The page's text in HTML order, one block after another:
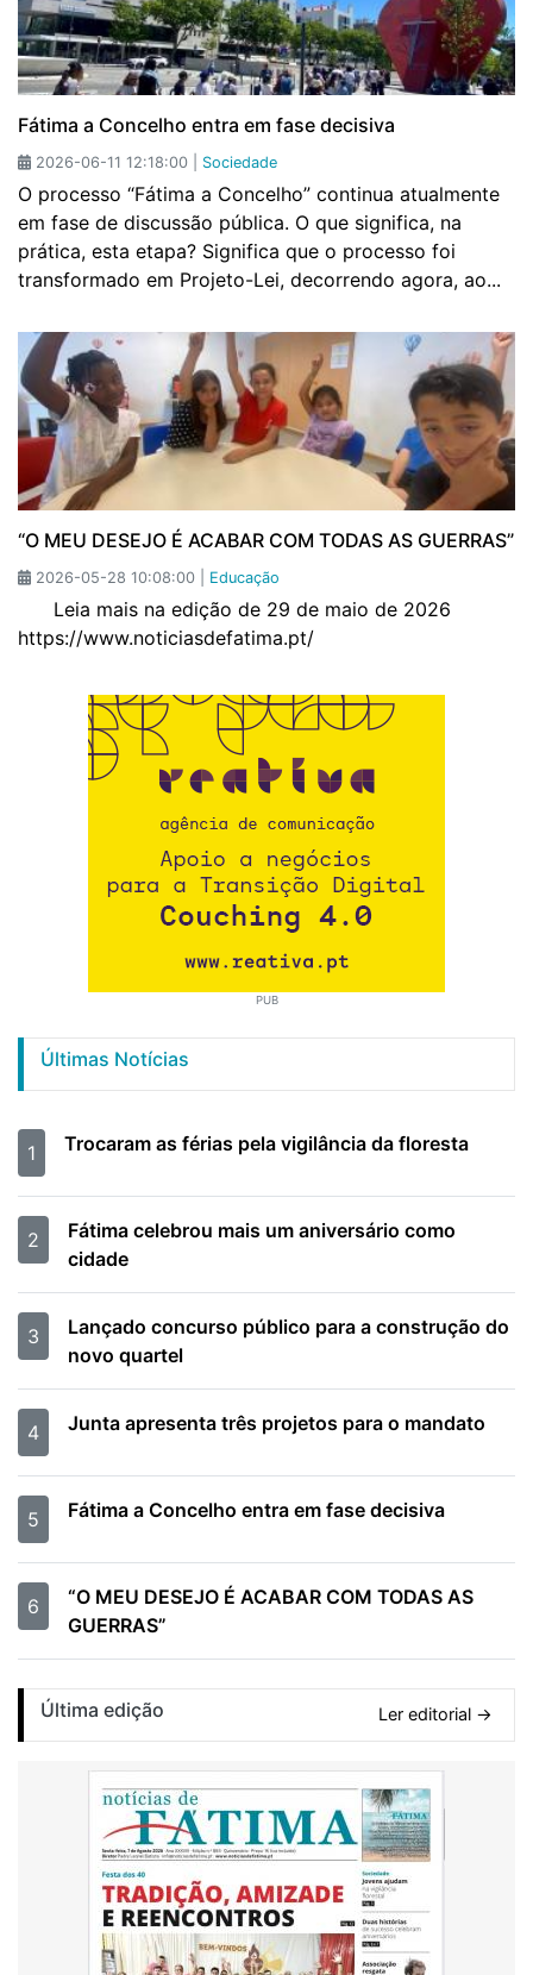
Fátima a Concelho entra em fase decisiva
2026-06-11 12:18:00 | Sociedade
O processo “Fátima a Concelho” continua atualmente
em fase de discussão pública. O que significa, na
prática, esta etapa? Significa que o processo foi
transformado em Projeto-Lei, decorrendo agora, ao...
“O MEU DESEJO É ACABAR COM TODAS AS GUERRAS”
2026-05-28 10:08:00 | Educação
Leia mais na edição de 29 de maio de 2026
https://www.noticiasdefatima.pt/
PUB
Últimas Notícias
1 Trocaram as férias pela vigilância da floresta
2
Fátima celebrou mais um aniversário como
cidade
3
Lançado concurso público para a construção do
novo quartel
4 Junta apresenta três projetos para o mandato
5 Fátima a Concelho entra em fase decisiva
6
“O MEU DESEJO É ACABAR COM TODAS AS
GUERRAS”
Última edição Ler editorial →